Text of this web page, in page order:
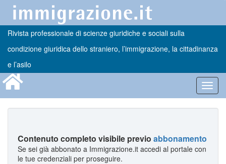
Rivista professionale di scienze giuridiche e sociali sulla
condizione giuridica dello straniero, l’immigrazione, la cittadinanza
e l’asilo
Contenuto completo visibile previo abbonamento
Se sei già abbonato a Immigrazione.it accedi al portale con
le tue credenziali per proseguire.